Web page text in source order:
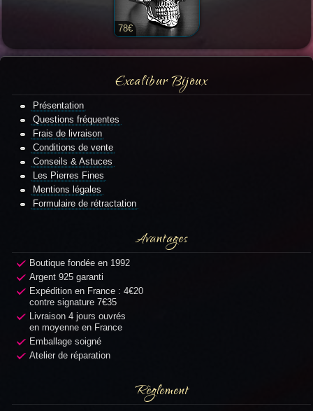
78€
Excalibur Bijoux
Présentation
Questions fréquentes
Frais de livraison
Conditions de vente
Conseils & Astuces
Les Pierres Fines
Mentions légales
Formulaire de rétractation
Avantages
Boutique fondée en 1992
Argent 925 garanti
Expédition en France : 4€20
contre signature 7€35
Livraison 4 jours ouvrés
en moyenne en France
Emballage soigné
Atelier de réparation
Règlement